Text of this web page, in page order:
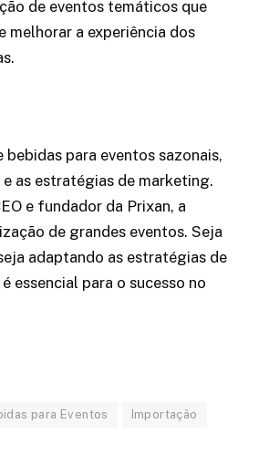
de eventos temáticos que
melhorar a experiência dos
para eventos sazonais,
as estratégias de marketing.
e fundador da Prixan, a
de grandes eventos. Seja
adaptando as estratégias de
essencial para o sucesso no
para Eventos Importação